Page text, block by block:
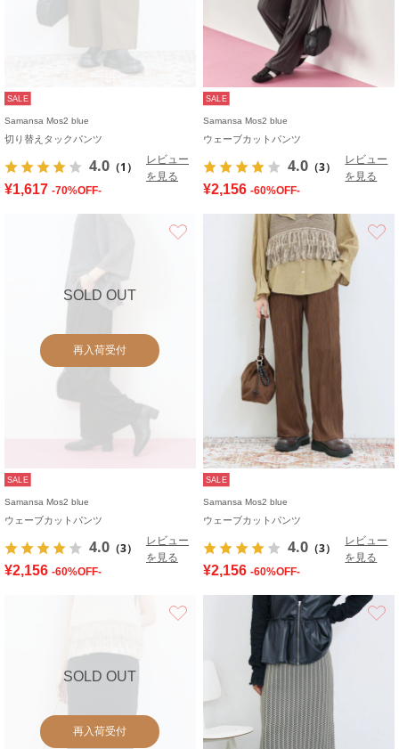
SALE
Samansa Mos2 blue
切り替えタックパンツ
4.0 （1）
レビュー
を見る
¥1,617 -70%OFF-
SALE
Samansa Mos2 blue
ウェーブカットパンツ
4.0 （3）
レビュー
を見る
¥2,156 -60%OFF-
SOLD OUT
再入荷受付
SALE
Samansa Mos2 blue
ウェーブカットパンツ
4.0 （3）
レビュー
を見る
¥2,156 -60%OFF-
SALE
Samansa Mos2 blue
ウェーブカットパンツ
4.0 （3）
レビュー
を見る
¥2,156 -60%OFF-
SOLD OUT
再入荷受付